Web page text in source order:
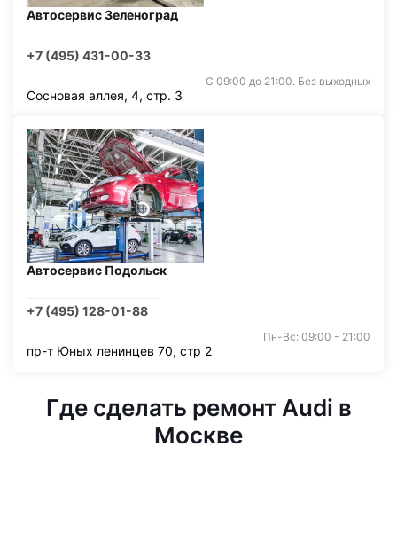
Автосервис Зеленоград
+7 (495) 431-00-33
С 09:00 до 21:00. Без выходных
Сосновая аллея, 4, стр. 3
Автосервис Подольск
+7 (495) 128-01-88
Пн-Вс: 09:00 - 21:00
пр-т Юных ленинцев 70, стр 2
Где сделать ремонт Audi в
Москве